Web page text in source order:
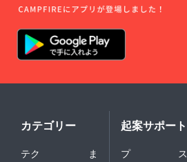
カテゴリー
テク
ま
起案サポート
プ
ス